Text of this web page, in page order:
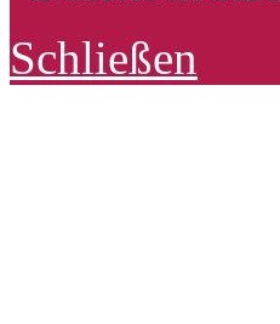
Schließen